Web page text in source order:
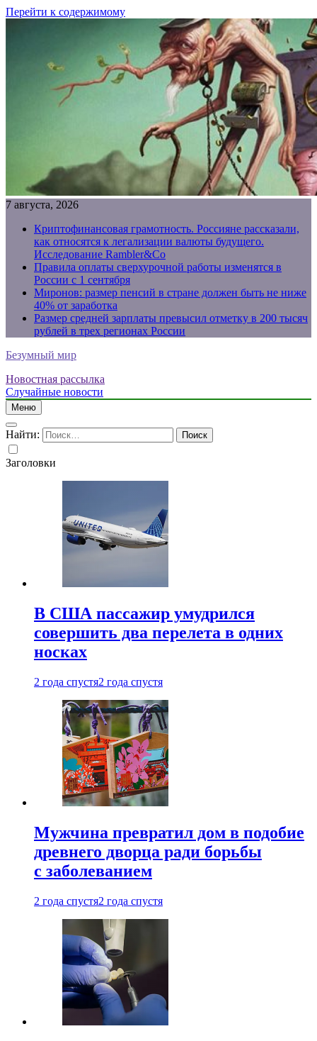
Перейти к содержимому
7 августа, 2026
Криптофинансовая грамотность. Россияне рассказали,
как относятся к легализации валюты будущего.
Исследование Rambler&Co
Правила оплаты сверхурочной работы изменятся в
России с 1 сентября
Миронов: размер пенсий в стране должен быть не ниже
40% от заработка
Размер средней зарплаты превысил отметку в 200 тысяч
рублей в трех регионах России
Безумный мир
Новостная рассылка
Случайные новости
Меню
Найти:
Заголовки
В США пассажир умудрился
совершить два перелета в одних
носках
2 года спустя2 года спустя
Мужчина превратил дом в подобие
древнего дворца ради борьбы
с заболеванием
2 года спустя2 года спустя